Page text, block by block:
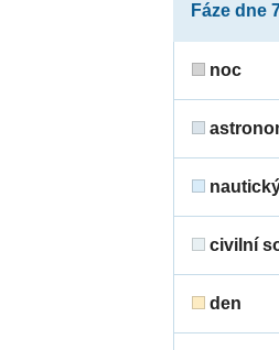
Fáze dne
noc
civilní
den